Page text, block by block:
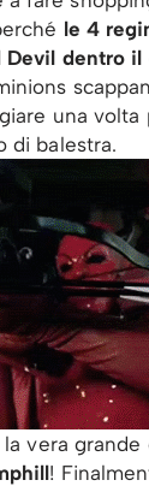
le 4
Devil dentro il
una
di balestra.
vera
!